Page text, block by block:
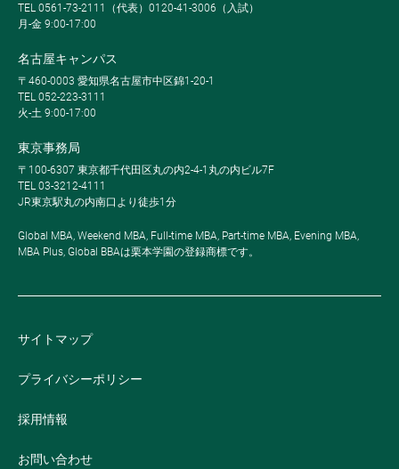
TEL 0561-73-2111（代表）0120-41-3006（入試）
月-金 9:00-17:00
名古屋キャンパス
〒460-0003 愛知県名古屋市中区錦1-20-1
TEL 052-223-3111
火-土 9:00-17:00
東京事務局
〒100-6307 東京都千代田区丸の内2-4-1丸の内ビル7F
TEL 03-3212-4111
JR東京駅丸の内南口より徒歩1分
Global MBA, Weekend MBA, Full-time MBA, Part-time MBA, Evening MBA,
MBA Plus, Global BBAは栗本学園の登録商標です。
サイトマップ
プライバシーポリシー
採用情報
お問い合わせ